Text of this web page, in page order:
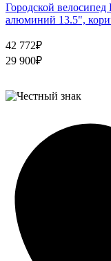
Городской
алюминий 13.5",
42 772₽
29 900₽